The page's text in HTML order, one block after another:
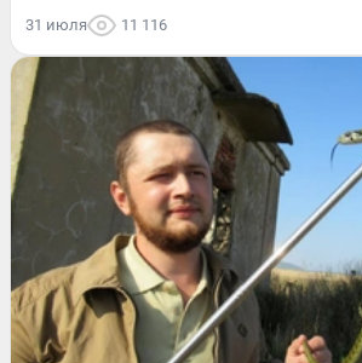
31 июля 11 116